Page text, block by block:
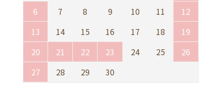
16Plus
16ProMax
3,520円(税込)
6
7 8 9 10 11
12
13
14 15 16 17 18
19
20
21 22 23 24 25
26
27
28 29 30